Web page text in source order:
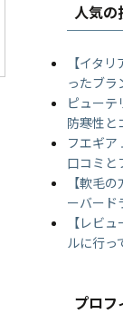
人気の
【イタ
ったブラ
ピューテ
防寒性と
フエギア
口コミと
【軟毛
ーバード
【レビ
ルに行っ
プロフ